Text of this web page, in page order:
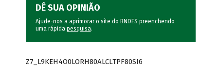
DÊ SUA OPINIÃO
Ajude-nos a aprimorar o site do BNDES preenchendo
uma rápida pesquisa.
Z7_L9KEH4O0LORH80ALCLTPF80SI6